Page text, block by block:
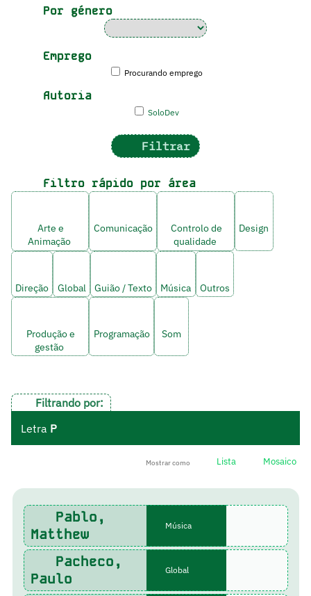
Por género
Emprego
Procurando emprego
Autoria
SoloDev
Filtrar
Filtro rápido por área
Arte e
Animação
Comunicação
Controlo de
qualidade
Design
Direção Global Guião / Texto Música Outros
Produção e
gestão
Programação Som
Filtrando por:
Letra P
Mostrar como Lista Mosaico
Pablo,
Matthew
Música
Pacheco,
Paulo
Global